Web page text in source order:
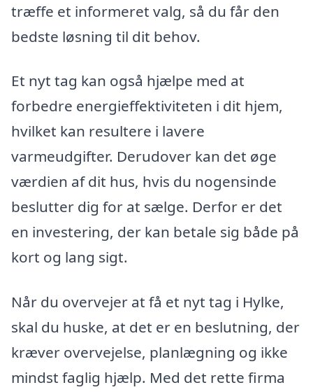
træffe et informeret valg, så du får den
bedste løsning til dit behov.
Et nyt tag kan også hjælpe med at
forbedre energieffektiviteten i dit hjem,
hvilket kan resultere i lavere
varmeudgifter. Derudover kan det øge
værdien af dit hus, hvis du nogensinde
beslutter dig for at sælge. Derfor er det
en investering, der kan betale sig både på
kort og lang sigt.
Når du overvejer at få et nyt tag i Hylke,
skal du huske, at det er en beslutning, der
kræver overvejelse, planlægning og ikke
mindst faglig hjælp. Med det rette firma